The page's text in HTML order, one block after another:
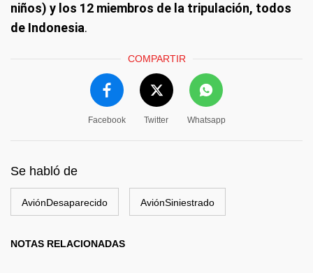
niños) y los 12 miembros de la tripulación, todos
de Indonesia.
COMPARTIR
Facebook Twitter Whatsapp
Se habló de
AviónDesaparecido AviónSiniestrado
NOTAS RELACIONADAS